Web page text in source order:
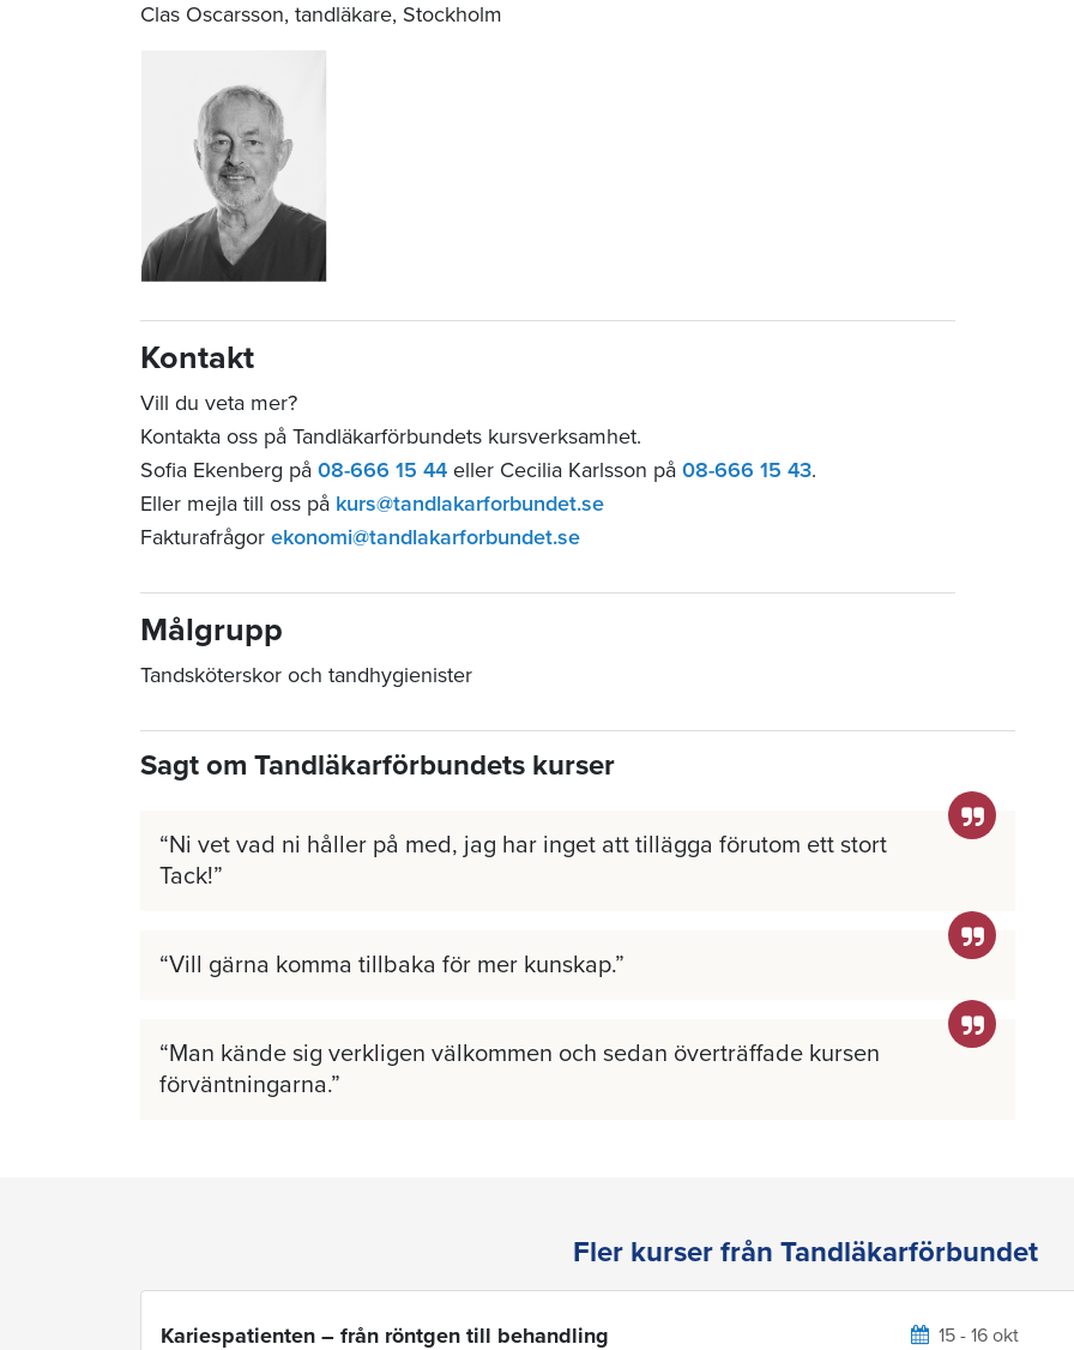
Clas Oscarsson, tandläkare, Stockholm
Kontakt
Vill du veta mer?
Kontakta oss på Tandläkarförbundets kursverksamhet.
Sofia Ekenberg på 08-666 15 44 eller Cecilia Karlsson på 08-666 15 43.
Eller mejla till oss på kurs@tandlakarforbundet.se
Fakturafrågor ekonomi@tandlakarforbundet.se
Målgrupp
Tandsköterskor och tandhygienister
Sagt om Tandläkarförbundets kurser
Ni vet vad ni håller på med, jag har inget att tillägga förutom ett stort
Tack!
Vill gärna komma tillbaka för mer kunskap.
Man kände sig verkligen välkommen och sedan överträffade kursen
förväntningarna.
Fler kurser från Tandläkarförbundet
Kariespatienten – från röntgen till behandling 15 - 16 okt